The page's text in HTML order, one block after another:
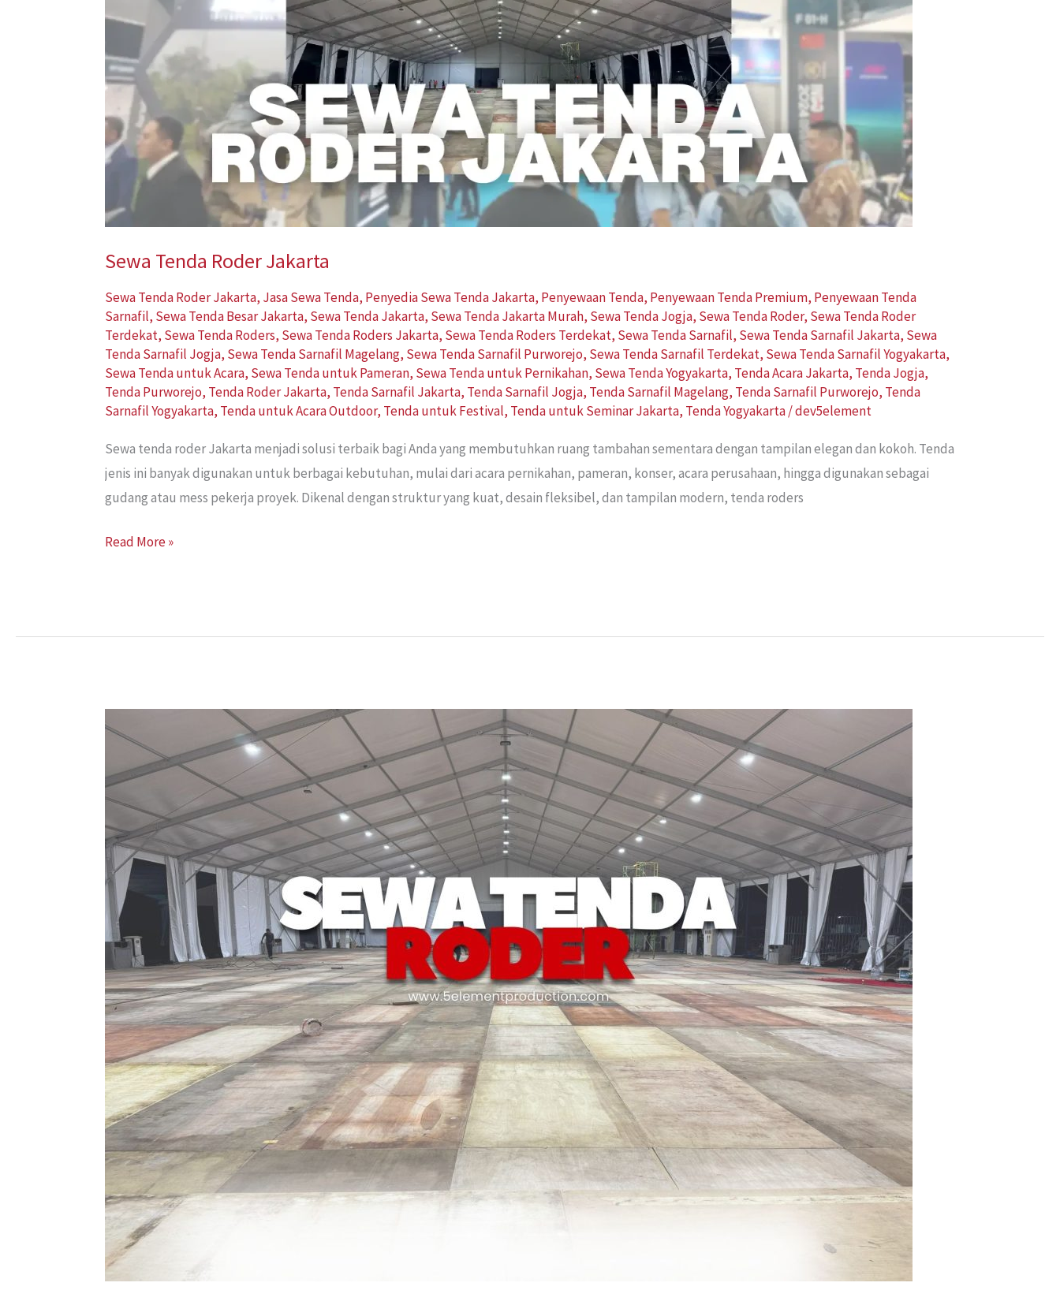
Sewa Tenda Roder Jakarta
Sewa Tenda Roder Jakarta, Jasa Sewa Tenda, Penyedia Sewa Tenda Jakarta, Penyewaan Tenda, Penyewaan Tenda Premium, Penyewaan Tenda
Sarnafil, Sewa Tenda Besar Jakarta, Sewa Tenda Jakarta, Sewa Tenda Jakarta Murah, Sewa Tenda Jogja, Sewa Tenda Roder, Sewa Tenda Roder
Terdekat, Sewa Tenda Roders, Sewa Tenda Roders Jakarta, Sewa Tenda Roders Terdekat, Sewa Tenda Sarnafil, Sewa Tenda Sarnafil Jakarta, Sewa
Tenda Sarnafil Jogja, Sewa Tenda Sarnafil Magelang, Sewa Tenda Sarnafil Purworejo, Sewa Tenda Sarnafil Terdekat, Sewa Tenda Sarnafil Yogyakarta,
Sewa Tenda untuk Acara, Sewa Tenda untuk Pameran, Sewa Tenda untuk Pernikahan, Sewa Tenda Yogyakarta, Tenda Acara Jakarta, Tenda Jogja,
Tenda Purworejo, Tenda Roder Jakarta, Tenda Sarnafil Jakarta, Tenda Sarnafil Jogja, Tenda Sarnafil Magelang, Tenda Sarnafil Purworejo, Tenda
Sarnafil Yogyakarta, Tenda untuk Acara Outdoor, Tenda untuk Festival, Tenda untuk Seminar Jakarta, Tenda Yogyakarta/dev5element
Sewa tenda roder Jakarta menjadi solusi terbaik bagi Anda yang membutuhkan ruang tambahan sementara dengan tampilan elegan dan kokoh. Tenda
jenis ini banyak digunakan untuk berbagai kebutuhan, mulai dari acara pernikahan, pameran, konser, acara perusahaan, hingga digunakan sebagai
gudang atau mess pekerja proyek. Dikenal dengan struktur yang kuat, desain fleksibel, dan tampilan modern, tenda roders
Read More »
Tenda
Roder